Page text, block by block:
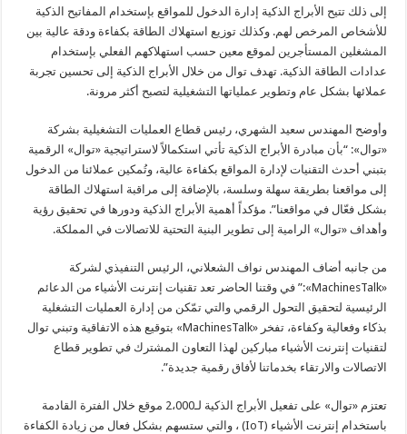
إلى ذلك تتيح الأبراج الذكية إدارة الدخول للمواقع بإستخدام المفاتيح الذكية
للأشخاص المرخص لهم. وكذلك توزيع استهلاك الطاقة بكفاءة ودقة عالية بين
المشغلين المستأجرين لموقع معين حسب استهلاكهم الفعلي بإستخدام
عدادات الطاقة الذكية. تهدف توال من خلال الأبراج الذكية إلى تحسين تجربة
عملائها بشكل عام وتطوير عملياتها التشغيلية لتصبح أكثر مرونة.
وأوضح المهندس سعيد الشهري، رئيس قطاع العمليات التشغيلية بشركة
«توال»: “بأن مبادرة الأبراج الذكية تأتي استكمالاً لاستراتيجية «توال» الرقمية
بتبني أحدث التقنيات لإدارة المواقع بكفاءة عالية، وتُمكين عملائنا من الدخول
إلى مواقعنا بطريقة سهلة وسلسة، بالإضافة إلى مراقبة استهلاك الطاقة
بشكل فعّال في مواقعنا”. مؤكداً أهمية الأبراج الذكية ودورها في تحقيق رؤية
وأهداف «توال» الرامية إلى تطوير البنية التحتية للاتصالات في المملكة.
من جانبه أضاف المهندس نواف الشعلاني، الرئيس التنفيذي لشركة
«MachinesTalk»:” في وقتنا الحاضر تعد تقنيات إنترنت الأشياء من الدعائم
الرئيسية لتحقيق التحول الرقمي والتي تمّكن من إدارة العمليات التشغلية
بذكاء وفعالية وكفاءة، تفخر «MachinesTalk» بتوقيع هذه الاتفاقية وتبني توال
لتقنيات إنترنت الأشياء مباركين لهذا التعاون المشترك في تطوير قطاع
الاتصالات والارتقاء بخدماتنا لأفاق رقمية جديدة”.
تعتزم «توال» على تفعيل الأبراج الذكية لـ2،000 موقع خلال الفترة القادمة
باستخدام إنترنت الأشياء (IoT) ، والتي ستسهم بشكل فعال من زيادة الكفاءة